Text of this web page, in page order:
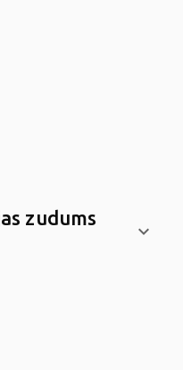
zudums
keyboard_arrow_down